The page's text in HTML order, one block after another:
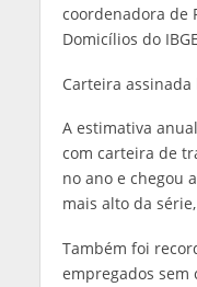
coordenadora de
Domicílios do
Carteira
A estimativa
com carteira de
no ano e chegou
mais alto da
Também foi
empregados sem